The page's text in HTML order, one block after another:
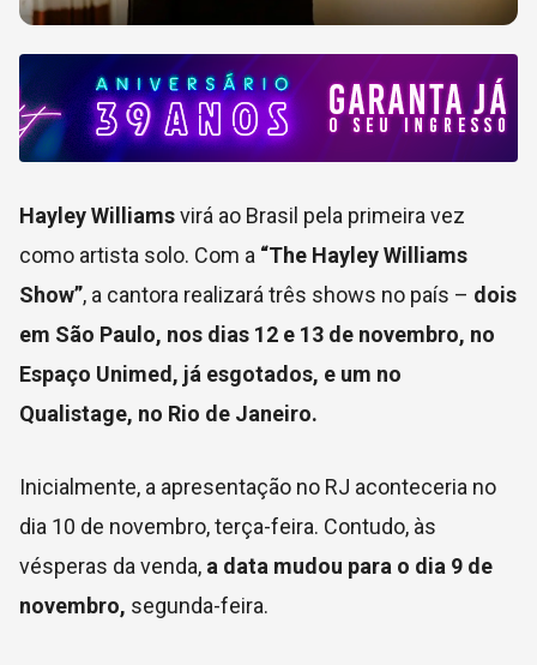
Hayley Williamsvirá ao Brasil pela primeira vez
como artista solo. Com a “The Hayley Williams
Show”, a cantora realizará três shows no país – dois
em São Paulo, nos dias 12 e 13 de novembro, no
Espaço Unimed, já esgotados, e um no
Qualistage, no Rio de Janeiro.
Inicialmente, a apresentação no RJ aconteceria no
dia 10 de novembro, terça-feira. Contudo, às
vésperas da venda, a data mudou para o dia 9 de
novembro, segunda-feira.